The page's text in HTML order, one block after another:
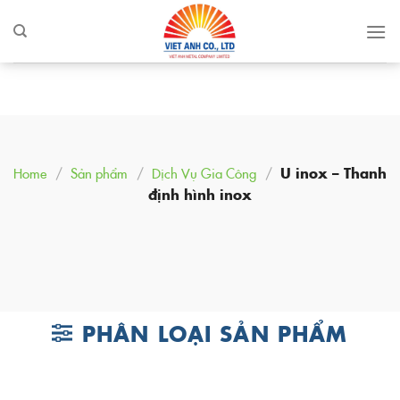
Home / Sản phẩm / Dịch Vụ Gia Công / U inox – Thanh
định hình inox
PHÂN LOẠI SẢN PHẨM